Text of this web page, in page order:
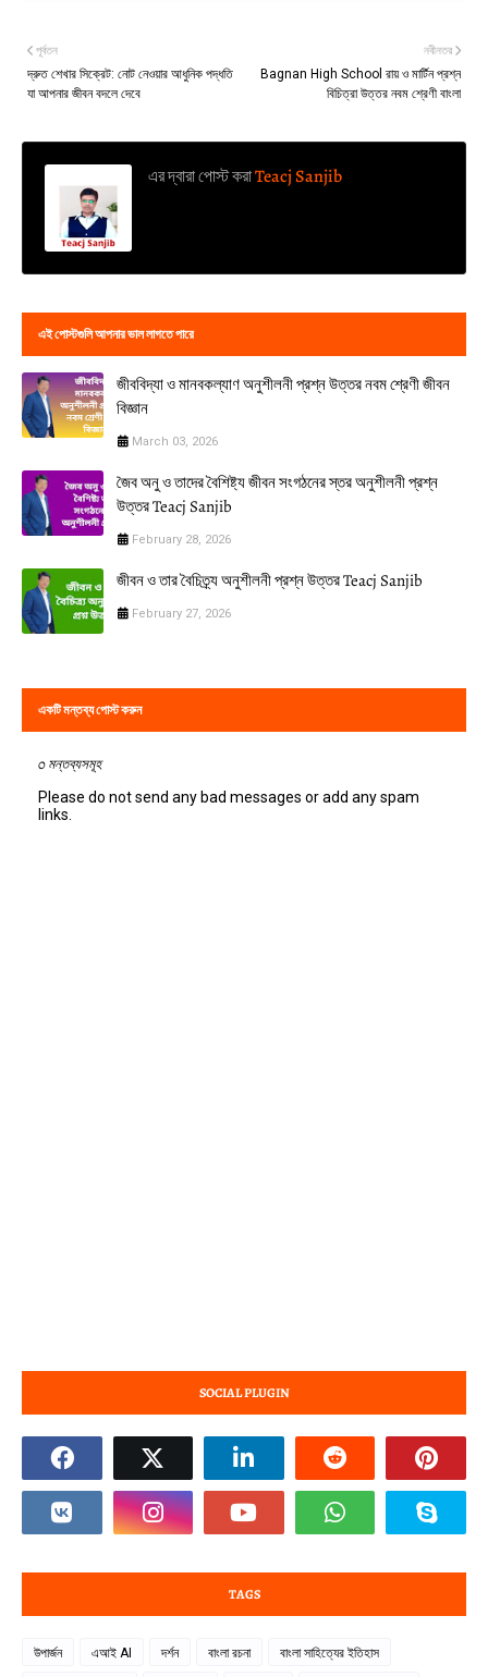
নবীনতর
Bagnan High School রায় ও মার্টিন প্রশ্ন
বিচিত্রা উত্তর নবম শ্রেণী বাংলা
পূর্বতন
দ্রুত শেখার সিক্রেট: নোট নেওয়ার আধুনিক পদ্ধতি
যা আপনার জীবন বদলে দেবে
এর দ্বারা পোস্ট করাTeacj Sanjib
এই পোস্টগুলি আপনার ভাল লাগতে পারে
জীববিদ্যা ও মানবকল্যাণ অনুশীলনী প্রশ্ন উত্তর নবম শ্রেণী জীবন
বিজ্ঞান
March 03, 2026
জৈব অনু ও তাদের বৈশিষ্ট্য জীবন সংগঠনের স্তর অনুশীলনী প্রশ্ন
উত্তর Teacj Sanjib
February 28, 2026
জীবন ও তার বৈচিত্র্য অনুশীলনী প্রশ্ন উত্তর Teacj Sanjib
February 27, 2026
একটি মন্তব্য পোস্ট করুন
0 মন্তব্যসমূহ
Please do not send any bad messages or add any spam
links.
SOCIAL PLUGIN
TAGS
উপার্জন এআই AI দর্শন বাংলা রচনা বাংলা সাহিত্যের ইতিহাস